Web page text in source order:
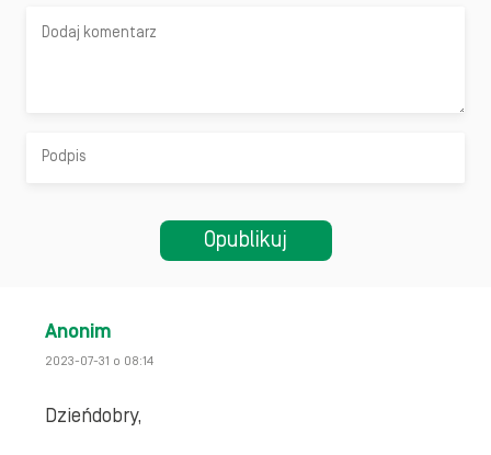
Anonim
2023-07-31 o 08:14
Dzieńdobry,